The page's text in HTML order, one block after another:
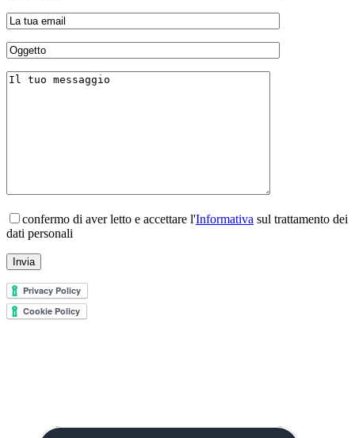
confermo di aver letto e accettare l'Informativa sul trattamento dei
dati personali